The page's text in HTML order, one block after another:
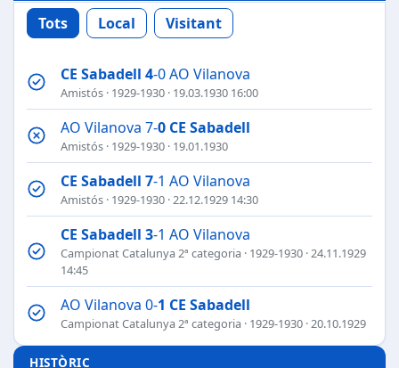
Tots Local Visitant
CE Sabadell 4-0 AO Vilanova
Amistós · 1929-1930 · 19.03.1930 16:00
AO Vilanova 7-0 CE Sabadell
Amistós · 1929-1930 · 19.01.1930
CE Sabadell 7-1 AO Vilanova
Amistós · 1929-1930 · 22.12.1929 14:30
CE Sabadell 3-1 AO Vilanova
Campionat Catalunya 2ª categoria · 1929-1930 · 24.11.1929
14:45
AO Vilanova 0-1 CE Sabadell
Campionat Catalunya 2ª categoria · 1929-1930 · 20.10.1929
HISTÒRIC